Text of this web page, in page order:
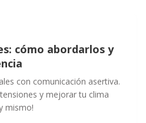
cómo abordarlos y
con comunicación asertiva.
y mejorar tu clima
mismo!